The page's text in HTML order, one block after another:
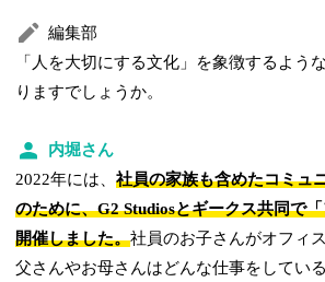
編集部
「人を大切にする文化」を象徴するよう
りますでしょうか。
内堀さん
2022年には、社員の家族も含めたコミュ
のために、G2 Studiosとギークス共同で
開催しました。社員のお子さんがオフィ
父さんやお母さんはどんな仕事をしてい